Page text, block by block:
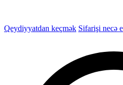
Qeydiyyatdan keçmək Sifarişi necə